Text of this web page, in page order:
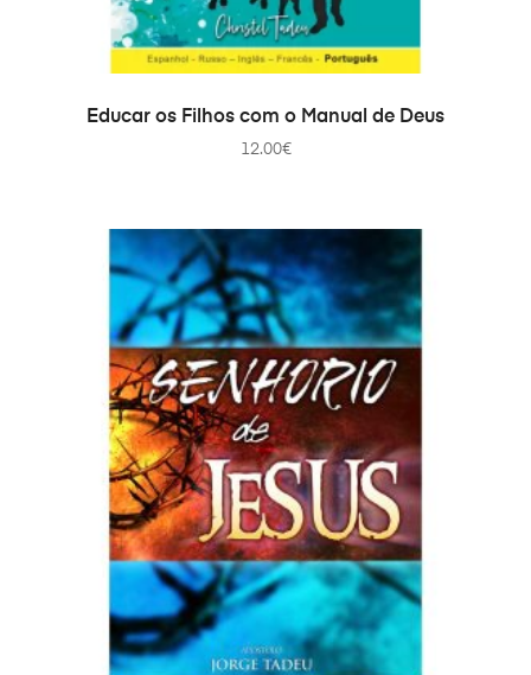
ДОДАТИ В КОШИК
Educar os Filhos com o Manual de Deus
12.00€